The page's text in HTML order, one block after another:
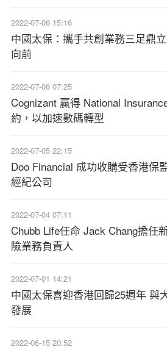
2022-07-06 15:16
中國太保：攜手共創業務三足鼎
向前
2022-07-06 07:25
Cognizant 贏得 National
約，以加速數碼轉型
2022-07-05 22:15
Doo Financial 成功收購受香港保
經紀公司
2022-07-04 07:11
Chubb Life任命 Jack Chang擔任
險業務負責人
2022-07-01 14:21
中國太保喜迎香港回歸25週年 與
發展
2022-06-15 20:52